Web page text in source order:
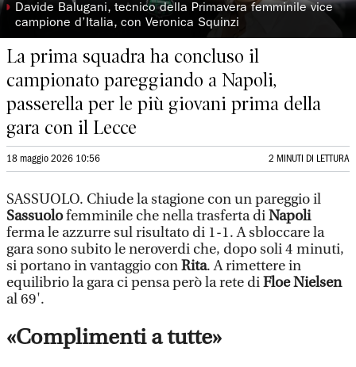
◗ Davide Balugani, tecnico della Primavera femminile vice
campione d’Italia, con Veronica Squinzi
La prima squadra ha concluso il
campionato pareggiando a Napoli,
passerella per le più giovani prima della
gara con il Lecce
18 maggio 2026 10:56 2 MINUTI DI LETTURA
SASSUOLO. Chiude la stagione con un pareggio il
Sassuolofemminile che nella trasferta diNapoli
ferma le azzurre sul risultato di 1-1. A sbloccare la
gara sono subito le neroverdi che, dopo soli 4 minuti,
si portano in vantaggio conRita. A rimettere in
equilibrio la gara ci pensa però la rete diFloe Nielsen
al 69'.
«Complimenti a tutte»